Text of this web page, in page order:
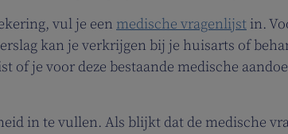
vul je een medische vragenlijst in.
kan je verkrijgen bij je huisarts of
of je voor deze bestaande medische
in te vullen. Als blijkt dat de medische